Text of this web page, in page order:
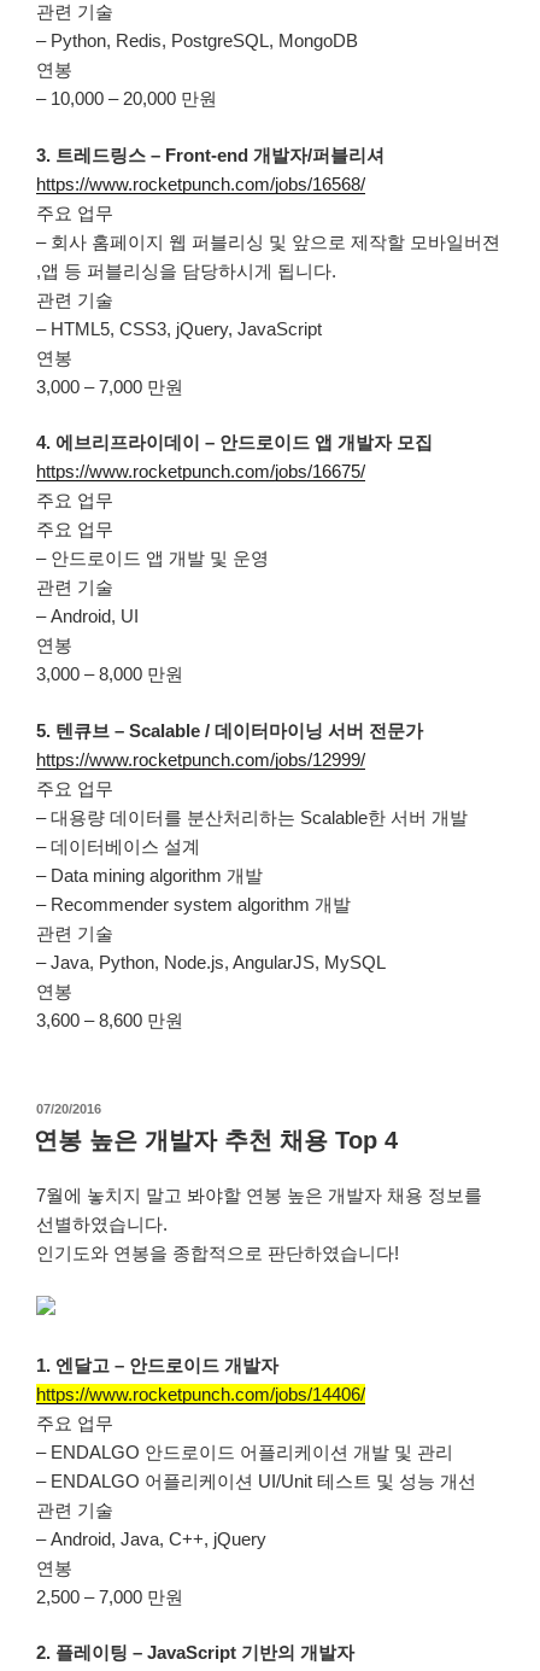
관련 기술
– Python, Redis, PostgreSQL, MongoDB
연봉
– 10,000 – 20,000 만원
3. 트레드링스 – Front-end 개발자/퍼블리셔
https://www.rocketpunch.com/jobs/16568/
주요 업무
– 회사 홈페이지 웹 퍼블리싱 및 앞으로 제작할 모바일버젼
,앱 등 퍼블리싱을 담당하시게 됩니다.
관련 기술
– HTML5, CSS3, jQuery, JavaScript
연봉
3,000 – 7,000 만원
4. 에브리프라이데이 – 안드로이드 앱 개발자 모집
https://www.rocketpunch.com/jobs/16675/
주요 업무
주요 업무
– 안드로이드 앱 개발 및 운영
관련 기술
– Android, UI
연봉
3,000 – 8,000 만원
5. 텐큐브 – Scalable / 데이터마이닝 서버 전문가
https://www.rocketpunch.com/jobs/12999/
주요 업무
– 대용량 데이터를 분산처리하는 Scalable한 서버 개발
– 데이터베이스 설계
– Data mining algorithm 개발
– Recommender system algorithm 개발
관련 기술
– Java, Python, Node.js, AngularJS, MySQL
연봉
3,600 – 8,600 만원
작
성
일
07/20/2016
연봉 높은 개발자 추천 채용 Top 4
7월에 놓치지 말고 봐야할 연봉 높은 개발자 채용 정보를
선별하였습니다.
인기도와 연봉을 종합적으로 판단하였습니다!
1. 엔달고 – 안드로이드 개발자
https://www.rocketpunch.com/jobs/14406/
주요 업무
– ENDALGO 안드로이드 어플리케이션 개발 및 관리
– ENDALGO 어플리케이션 UI/Unit 테스트 및 성능 개선
관련 기술
– Android, Java, C++, jQuery
연봉
2,500 – 7,000 만원
2. 플레이팅 – JavaScript 기반의 개발자